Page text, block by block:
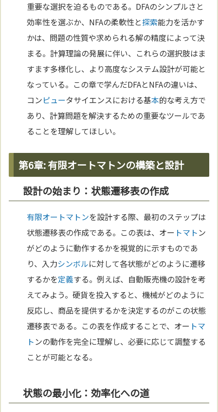
重要な選択を迫るものである。DFAのシンプルさと
効率性を選ぶか、NFAの柔軟性と探索能力を活かす
かは、問題の性質や求められる解の精度によって決
まる。計算理論の発展に伴い、これらの選択肢はま
すます多様化し、より高度なシステム設計が可能と
なっている。この章で学んだDFAとNFAの違いは、
コンピュータサイエンスにおける基本的な考え方で
あり、計算問題を解決するための重要なツールであ
ることを理解してほしい。
第6章: 有限オートマトンの構築と設計
設計の始まり：状態遷移表の作成
有限オートマトンを設計する際、最初のステップは
状態遷移表の作成である。この表は、オー トマトン
がどのように動作するかを視覚的に示すものであ
り、入力シンボルに対して各状態がどのように遷移
するかを定義する。例えば、自動販売機の設計を考
えてみよう。硬貨を投入すると、機械がどのように
反応し、商品を提供するかを決定するのがこの状態
遷移表である。この表を作成することで、オー トマ
トンの動作を完全に理解し、必要に応じて調整する
ことが可能となる。
状態の最小化：効率化への道